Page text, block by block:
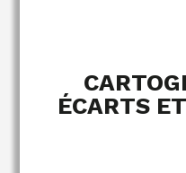
ÉCARTS